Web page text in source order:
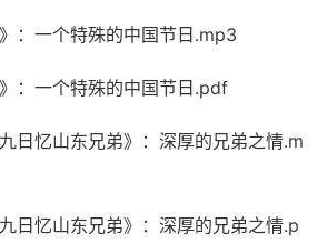
：一个特殊的中国节日.mp3
：一个特殊的中国节日.pdf
日忆山东兄弟》：深厚的兄弟之情.m
日忆山东兄弟》：深厚的兄弟之情.p